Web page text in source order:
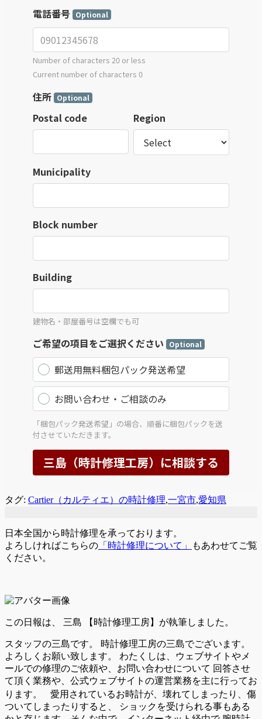
タグ: Cartier（カルティエ）の時計修理,一宮市,愛知県
日本全国から時計修理を承っております。
よろしければこちらの 「時計修理について」
もあわせてご覧
ください。
この日報は、 三島 【時計修理工房】が執筆しました。
スタッフの三島です。 時計修理工房の三島でございます。
よろしくお願い致します。 わたくしは、ウェブサイトやメ
ールでの修理のご依頼や、お問い合わせについて 回答させ
て頂く業務や、公式ウェブサイトの運営業務を主に行ってお
ります。 愛用されているお時計が、壊れてしまったり、傷
ついてしまったりすると、 ショックを受けられる事もある